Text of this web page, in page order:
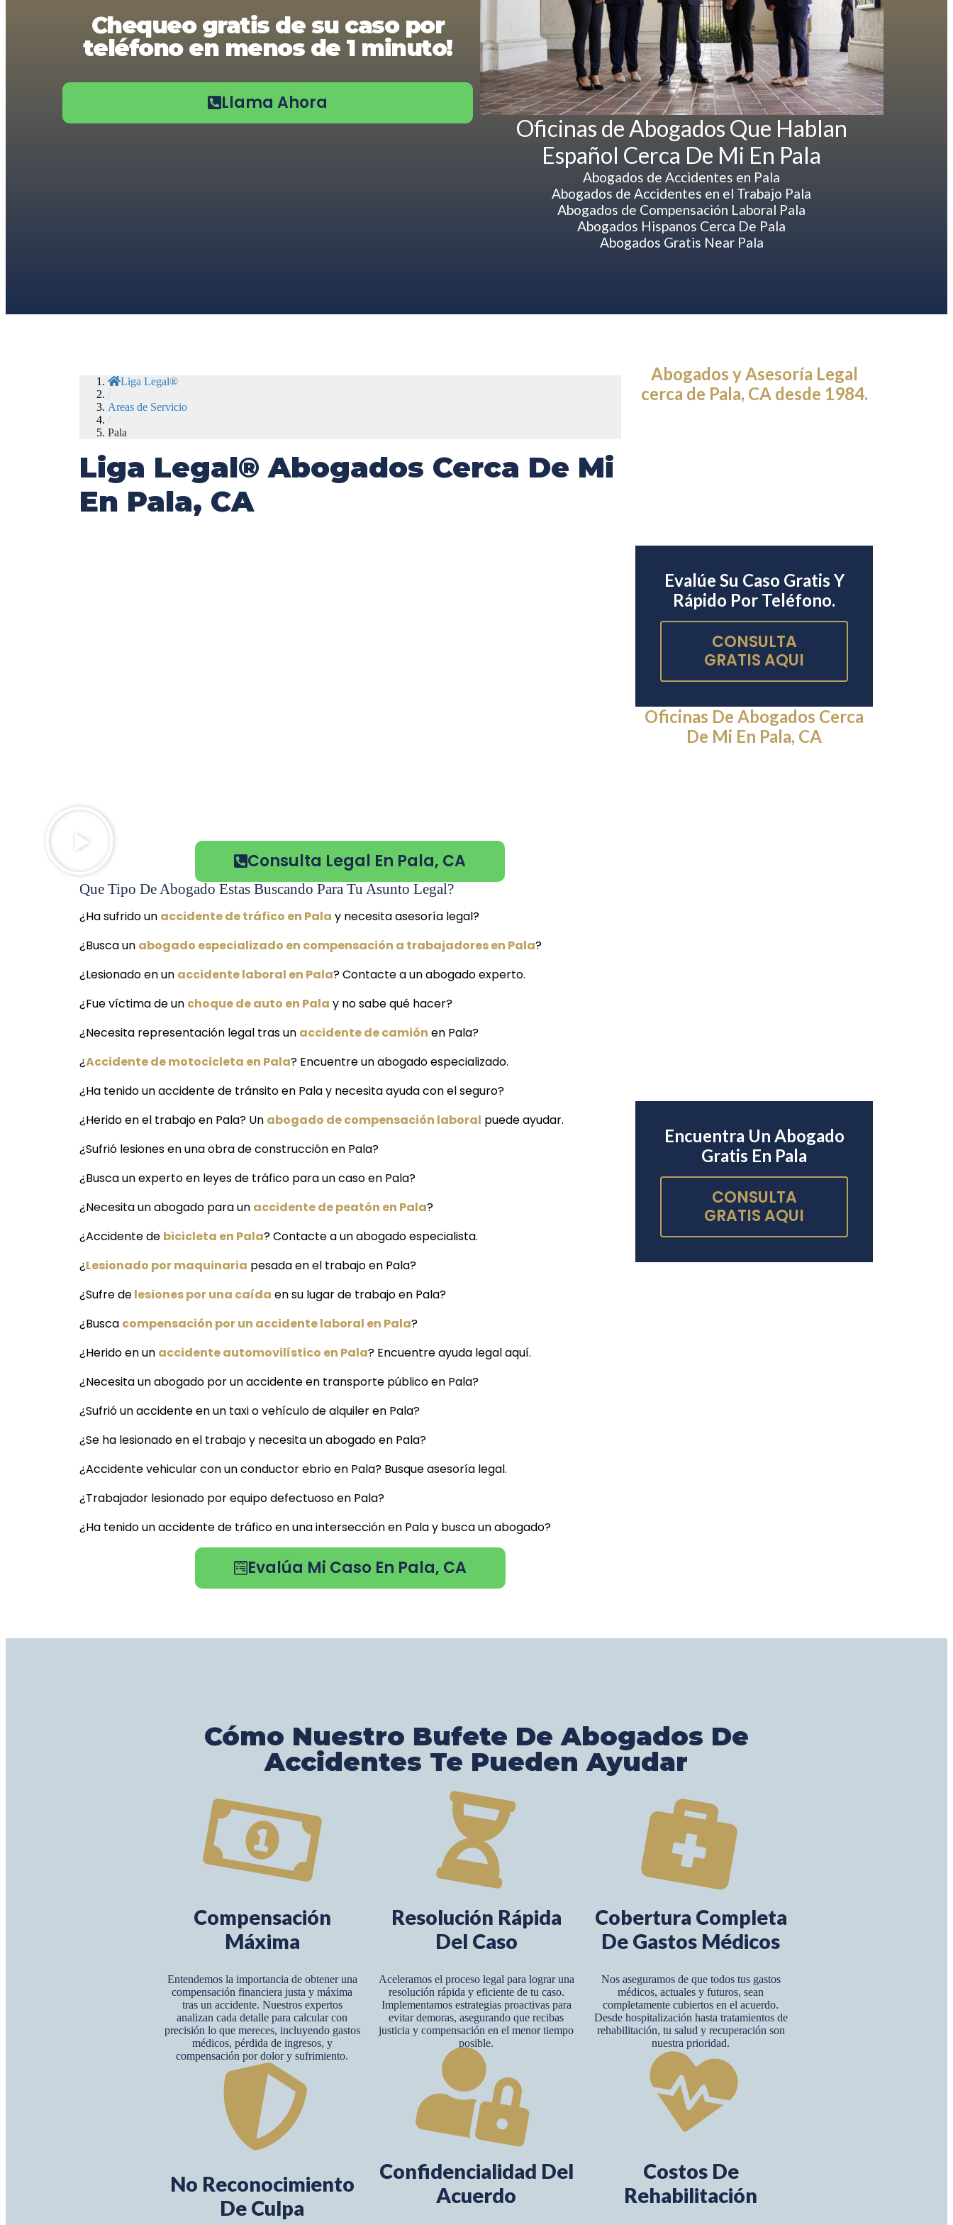
Chequeo gratis de su caso por
teléfono en menos de 1 minuto!
Llama Ahora
Oficinas de Abogados Que Hablan
Español Cerca De Mi En Pala
Abogados de Accidentes en Pala
Abogados de Accidentes en el Trabajo Pala
Abogados de Compensación Laboral Pala
Abogados Hispanos Cerca De Pala
Abogados Gratis Near Pala
Liga Legal®
/
Areas de Servicio
/
Pala
Liga Legal® Abogados Cerca De Mi
En Pala, CA
Consulta Legal En Pala, CA
Que Tipo De Abogado Estas Buscando Para Tu Asunto Legal?
¿Ha sufrido un accidente de tráfico en Pala y necesita asesoría legal?
¿Busca un abogado especializado en compensación a trabajadores en Pala?
¿Lesionado en un accidente laboral en Pala? Contacte a un abogado experto.
¿Fue víctima de un choque de auto en Pala y no sabe qué hacer?
¿Necesita representación legal tras un accidente de camión en Pala?
¿Accidente de motocicleta en Pala? Encuentre un abogado especializado.
¿Ha tenido un accidente de tránsito en Pala y necesita ayuda con el seguro?
¿Herido en el trabajo en Pala? Un abogado de compensación laboral puede ayudar.
¿Sufrió lesiones en una obra de construcción en Pala?
¿Busca un experto en leyes de tráfico para un caso en Pala?
¿Necesita un abogado para un accidente de peatón en Pala?
¿Accidente de bicicleta en Pala? Contacte a un abogado especialista.
¿Lesionado por maquinaria pesada en el trabajo en Pala?
¿Sufre delesiones por una caída en su lugar de trabajo en Pala?
¿Busca compensación por un accidente laboral en Pala?
¿Herido en un accidente automovilístico en Pala? Encuentre ayuda legal aquí.
¿Necesita un abogado por un accidente en transporte público en Pala?
¿Sufrió un accidente en un taxi o vehículo de alquiler en Pala?
¿Se ha lesionado en el trabajo y necesita un abogado en Pala?
¿Accidente vehicular con un conductor ebrio en Pala? Busque asesoría legal.
¿Trabajador lesionado por equipo defectuoso en Pala?
¿Ha tenido un accidente de tráfico en una intersección en Pala y busca un abogado?
Evalúa Mi Caso En Pala, CA
Abogados y Asesoría Legal
cerca de Pala, CA desde 1984.
Evalúe Su Caso Gratis Y
Rápido Por Teléfono.
CONSULTA
GRATIS AQUI
Oficinas De Abogados Cerca
De Mi En Pala, CA
Encuentra Un Abogado
Gratis En Pala
CONSULTA
GRATIS AQUI
Cómo Nuestro Bufete De Abogados De
Accidentes Te Pueden Ayudar
Compensación
Máxima
Entendemos la importancia de obtener una
compensación financiera justa y máxima
tras un accidente. Nuestros expertos
analizan cada detalle para calcular con
precisión lo que mereces, incluyendo gastos
médicos, pérdida de ingresos, y
compensación por dolor y sufrimiento.
No Reconocimiento
De Culpa
Resolución Rápida
Del Caso
Aceleramos el proceso legal para lograr una
resolución rápida y eficiente de tu caso.
Implementamos estrategias proactivas para
evitar demoras, asegurando que recibas
justicia y compensación en el menor tiempo
posible.
Confidencialidad Del
Acuerdo
Cobertura Completa
De Gastos Médicos
Nos aseguramos de que todos tus gastos
médicos, actuales y futuros, sean
completamente cubiertos en el acuerdo.
Desde hospitalización hasta tratamientos de
rehabilitación, tu salud y recuperación son
nuestra prioridad.
Costos De
Rehabilitación